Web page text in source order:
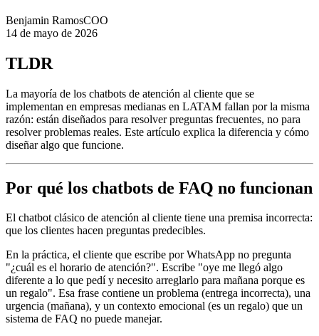
Benjamin RamosCOO
14 de mayo de 2026
TLDR
La mayoría de los chatbots de atención al cliente que se
implementan en empresas medianas en LATAM fallan por la misma
razón: están diseñados para resolver preguntas frecuentes, no para
resolver problemas reales. Este artículo explica la diferencia y cómo
diseñar algo que funcione.
Por qué los chatbots de FAQ no funcionan
El chatbot clásico de atención al cliente tiene una premisa incorrecta:
que los clientes hacen preguntas predecibles.
En la práctica, el cliente que escribe por WhatsApp no pregunta
"¿cuál es el horario de atención?". Escribe "oye me llegó algo
diferente a lo que pedí y necesito arreglarlo para mañana porque es
un regalo". Esa frase contiene un problema (entrega incorrecta), una
urgencia (mañana), y un contexto emocional (es un regalo) que un
sistema de FAQ no puede manejar.